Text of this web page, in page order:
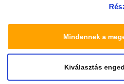
média-, hirdető- és elemező
amelyeket Ön adott meg
használt más szolgáltatásokból
Mindennek a
Kiválasztás